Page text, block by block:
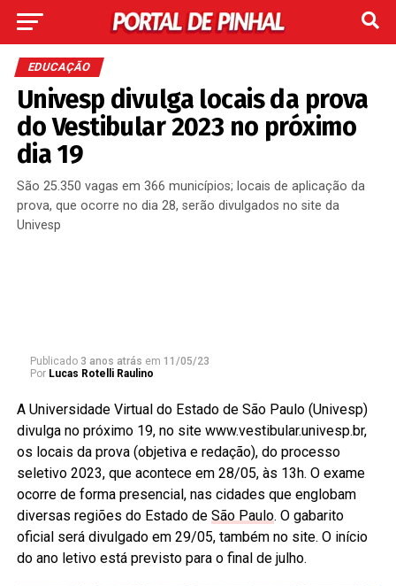
EDUCAÇÃO
Univesp divulga locais da prova
do Vestibular 2023 no próximo
dia 19
São 25.350 vagas em 366 municípios; locais de aplicação da
prova, que ocorre no dia 28, serão divulgados no site da
Univesp
Publicado 3 anos atrás em 11/05/23
Por Lucas Rotelli Raulino
A Universidade Virtual do Estado de São Paulo (Univesp)
divulga no próximo 19, no site www.vestibular.univesp.br,
os locais da prova (objetiva e redação), do processo
seletivo 2023, que acontece em 28/05, às 13h. O exame
ocorre de forma presencial, nas cidades que englobam
diversas regiões do Estado de São Paulo. O gabarito
oficial será divulgado em 29/05, também no site. O início
do ano letivo está previsto para o final de julho.